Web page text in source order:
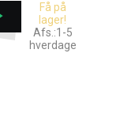
Få på
lager!
Afs.:1-5
hverdage